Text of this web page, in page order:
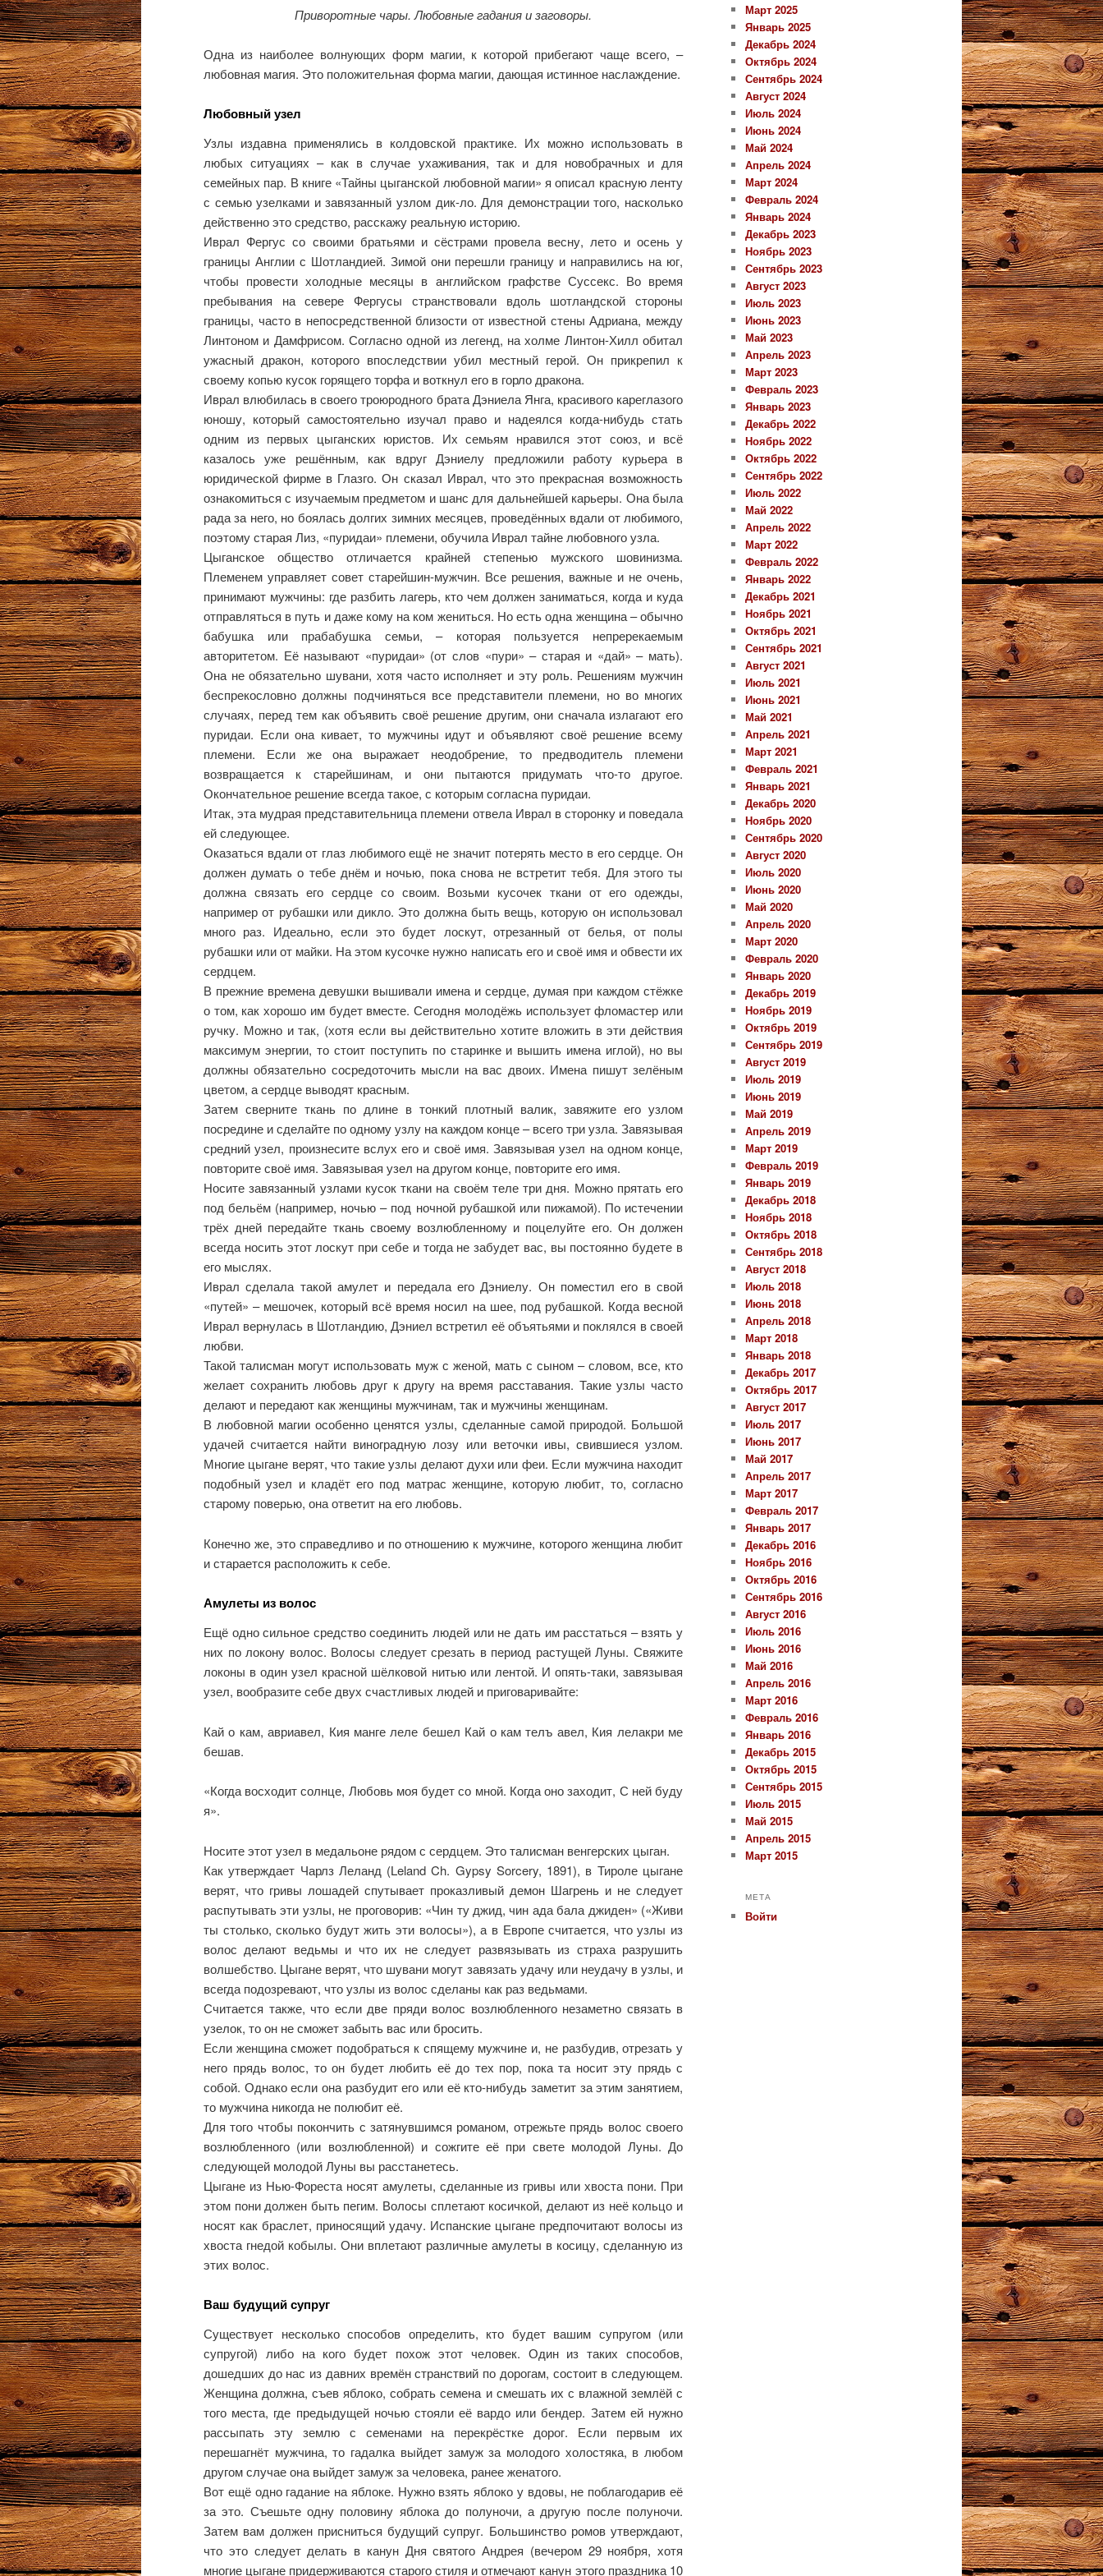
Приворотные чары. Любовные гадания и заговоры.
Одна из наиболее волнующих форм магии, к которой прибегают чаще всего, –
любовная магия. Это положительная форма магии, дающая истинное наслаждение.
Любовный узел
Узлы издавна применялись в колдовской практике. Их можно использовать в
любых ситуациях – как в случае ухаживания, так и для новобрачных и для
семейных пар. В книге «Тайны цыганской любовной магии» я описал красную ленту
с семью узелками и завязанный узлом дик-ло. Для демонстрации того, насколько
действенно это средство, расскажу реальную историю.
Иврал Фергус со своими братьями и сёстрами провела весну, лето и осень у
границы Англии с Шотландией. Зимой они перешли границу и направились на юг,
чтобы провести холодные месяцы в английском графстве Суссекс. Во время
пребывания на севере Фергусы странствовали вдоль шотландской стороны
границы, часто в непосредственной близости от известной стены Адриана, между
Линтоном и Дамфрисом. Согласно одной из легенд, на холме Линтон-Хилл обитал
ужасный дракон, которого впоследствии убил местный герой. Он прикрепил к
своему копью кусок горящего торфа и воткнул его в горло дракона.
Иврал влюбилась в своего троюродного брата Дэниела Янга, красивого кареглазого
юношу, который самостоятельно изучал право и надеялся когда-нибудь стать
одним из первых цыганских юристов. Их семьям нравился этот союз, и всё
казалось уже решённым, как вдруг Дэниелу предложили работу курьера в
юридической фирме в Глазго. Он сказал Иврал, что это прекрасная возможность
ознакомиться с изучаемым предметом и шанс для дальнейшей карьеры. Она была
рада за него, но боялась долгих зимних месяцев, проведённых вдали от любимого,
поэтому старая Лиз, «пуридаи» племени, обучила Иврал тайне любовного узла.
Цыганское общество отличается крайней степенью мужского шовинизма.
Племенем управляет совет старейшин-мужчин. Все решения, важные и не очень,
принимают мужчины: где разбить лагерь, кто чем должен заниматься, когда и куда
отправляться в путь и даже кому на ком жениться. Но есть одна женщина – обычно
бабушка или прабабушка семьи, – которая пользуется непререкаемым
авторитетом. Её называют «пуридаи» (от слов «пури» – старая и «дай» – мать).
Она не обязательно шувани, хотя часто исполняет и эту роль. Решениям мужчин
беспрекословно должны подчиняться все представители племени, но во многих
случаях, перед тем как объявить своё решение другим, они сначала излагают его
пуридаи. Если она кивает, то мужчины идут и объявляют своё решение всему
племени. Если же она выражает неодобрение, то предводитель племени
возвращается к старейшинам, и они пытаются придумать что-то другое.
Окончательное решение всегда такое, с которым согласна пуридаи.
Итак, эта мудрая представительница племени отвела Иврал в сторонку и поведала
ей следующее.
Оказаться вдали от глаз любимого ещё не значит потерять место в его сердце. Он
должен думать о тебе днём и ночью, пока снова не встретит тебя. Для этого ты
должна связать его сердце со своим. Возьми кусочек ткани от его одежды,
например от рубашки или дикло. Это должна быть вещь, которую он использовал
много раз. Идеально, если это будет лоскут, отрезанный от белья, от полы
рубашки или от майки. На этом кусочке нужно написать его и своё имя и обвести их
сердцем.
В прежние времена девушки вышивали имена и сердце, думая при каждом стёжке
о том, как хорошо им будет вместе. Сегодня молодёжь использует фломастер или
ручку. Можно и так, (хотя если вы действительно хотите вложить в эти действия
максимум энергии, то стоит поступить по старинке и вышить имена иглой), но вы
должны обязательно сосредоточить мысли на вас двоих. Имена пишут зелёным
цветом, а сердце выводят красным.
Затем сверните ткань по длине в тонкий плотный валик, завяжите его узлом
посредине и сделайте по одному узлу на каждом конце – всего три узла. Завязывая
средний узел, произнесите вслух его и своё имя. Завязывая узел на одном конце,
повторите своё имя. Завязывая узел на другом конце, повторите его имя.
Носите завязанный узлами кусок ткани на своём теле три дня. Можно прятать его
под бельём (например, ночью – под ночной рубашкой или пижамой). По истечении
трёх дней передайте ткань своему возлюбленному и поцелуйте его. Он должен
всегда носить этот лоскут при себе и тогда не забудет вас, вы постоянно будете в
его мыслях.
Иврал сделала такой амулет и передала его Дэниелу. Он поместил его в свой
«путей» – мешочек, который всё время носил на шее, под рубашкой. Когда весной
Иврал вернулась в Шотландию, Дэниел встретил её объятьями и поклялся в своей
любви.
Такой талисман могут использовать муж с женой, мать с сыном – словом, все, кто
желает сохранить любовь друг к другу на время расставания. Такие узлы часто
делают и передают как женщины мужчинам, так и мужчины женщинам.
В любовной магии особенно ценятся узлы, сделанные самой природой. Большой
удачей считается найти виноградную лозу или веточки ивы, свившиеся узлом.
Многие цыгане верят, что такие узлы делают духи или феи. Если мужчина находит
подобный узел и кладёт его под матрас женщине, которую любит, то, согласно
старому поверью, она ответит на его любовь.
Конечно же, это справедливо и по отношению к мужчине, которого женщина любит
и старается расположить к себе.
Амулеты из волос
Ещё одно сильное средство соединить людей или не дать им расстаться – взять у
них по локону волос. Волосы следует срезать в период растущей Луны. Свяжите
локоны в один узел красной шёлковой нитью или лентой. И опять-таки, завязывая
узел, вообразите себе двух счастливых людей и приговаривайте:
Кай о кам, авриавел, Кия манге леле бешел Кай о кам телъ авел, Кия лелакри ме
бешав.
«Когда восходит солнце, Любовь моя будет со мной. Когда оно заходит, С ней буду
я».
Носите этот узел в медальоне рядом с сердцем. Это талисман венгерских цыган.
Как утверждает Чарлз Леланд (Leland Ch. Gypsy Sorcery, 1891), в Тироле цыгане
верят, что гривы лошадей спутывает проказливый демон Шагрень и не следует
распутывать эти узлы, не проговорив: «Чин ту джид, чин ада бала джиден» («Живи
ты столько, сколько будут жить эти волосы»), а в Европе считается, что узлы из
волос делают ведьмы и что их не следует развязывать из страха разрушить
волшебство. Цыгане верят, что шувани могут завязать удачу или неудачу в узлы, и
всегда подозревают, что узлы из волос сделаны как раз ведьмами.
Считается также, что если две пряди волос возлюбленного незаметно связать в
узелок, то он не сможет забыть вас или бросить.
Если женщина сможет подобраться к спящему мужчине и, не разбудив, отрезать у
него прядь волос, то он будет любить её до тех пор, пока та носит эту прядь с
собой. Однако если она разбудит его или её кто-нибудь заметит за этим занятием,
то мужчина никогда не полюбит её.
Для того чтобы покончить с затянувшимся романом, отрежьте прядь волос своего
возлюбленного (или возлюбленной) и сожгите её при свете молодой Луны. До
следующей молодой Луны вы расстанетесь.
Цыгане из Нью-Фореста носят амулеты, сделанные из гривы или хвоста пони. При
этом пони должен быть пегим. Волосы сплетают косичкой, делают из неё кольцо и
носят как браслет, приносящий удачу. Испанские цыгане предпочитают волосы из
хвоста гнедой кобылы. Они вплетают различные амулеты в косицу, сделанную из
этих волос.
Ваш будущий супруг
Существует несколько способов определить, кто будет вашим супругом (или
супругой) либо на кого будет похож этот человек. Один из таких способов,
дошедших до нас из давних времён странствий по дорогам, состоит в следующем.
Женщина должна, съев яблоко, собрать семена и смешать их с влажной землёй с
того места, где предыдущей ночью стояли её вардо или бендер. Затем ей нужно
рассыпать эту землю с семенами на перекрёстке дорог. Если первым их
перешагнёт мужчина, то гадалка выйдет замуж за молодого холостяка, в любом
другом случае она выйдет замуж за человека, ранее женатого.
Вот ещё одно гадание на яблоке. Нужно взять яблоко у вдовы, не поблагодарив её
за это. Съешьте одну половину яблока до полуночи, а другую после полуночи.
Затем вам должен присниться будущий супруг. Большинство ромов утверждают,
что это следует делать в канун Дня святого Андрея (вечером 29 ноября, хотя
многие цыгане придерживаются старого стиля и отмечают канун этого праздника 10
Март 2025
Январь 2025
Декабрь 2024
Октябрь 2024
Сентябрь 2024
Август 2024
Июль 2024
Июнь 2024
Май 2024
Апрель 2024
Март 2024
Февраль 2024
Январь 2024
Декабрь 2023
Ноябрь 2023
Сентябрь 2023
Август 2023
Июль 2023
Июнь 2023
Май 2023
Апрель 2023
Март 2023
Февраль 2023
Январь 2023
Декабрь 2022
Ноябрь 2022
Октябрь 2022
Сентябрь 2022
Июль 2022
Май 2022
Апрель 2022
Март 2022
Февраль 2022
Январь 2022
Декабрь 2021
Ноябрь 2021
Октябрь 2021
Сентябрь 2021
Август 2021
Июль 2021
Июнь 2021
Май 2021
Апрель 2021
Март 2021
Февраль 2021
Январь 2021
Декабрь 2020
Ноябрь 2020
Сентябрь 2020
Август 2020
Июль 2020
Июнь 2020
Май 2020
Апрель 2020
Март 2020
Февраль 2020
Январь 2020
Декабрь 2019
Ноябрь 2019
Октябрь 2019
Сентябрь 2019
Август 2019
Июль 2019
Июнь 2019
Май 2019
Апрель 2019
Март 2019
Февраль 2019
Январь 2019
Декабрь 2018
Ноябрь 2018
Октябрь 2018
Сентябрь 2018
Август 2018
Июль 2018
Июнь 2018
Апрель 2018
Март 2018
Январь 2018
Декабрь 2017
Октябрь 2017
Август 2017
Июль 2017
Июнь 2017
Май 2017
Апрель 2017
Март 2017
Февраль 2017
Январь 2017
Декабрь 2016
Ноябрь 2016
Октябрь 2016
Сентябрь 2016
Август 2016
Июль 2016
Июнь 2016
Май 2016
Апрель 2016
Март 2016
Февраль 2016
Январь 2016
Декабрь 2015
Октябрь 2015
Сентябрь 2015
Июль 2015
Май 2015
Апрель 2015
Март 2015
МЕТА
Войти